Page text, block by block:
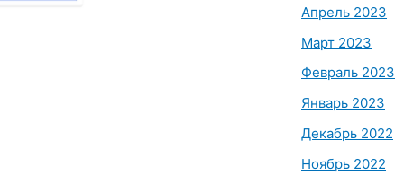
Апрель 2023
Март 2023
Февраль 2023
Январь 2023
Декабрь 2022
Ноябрь 2022